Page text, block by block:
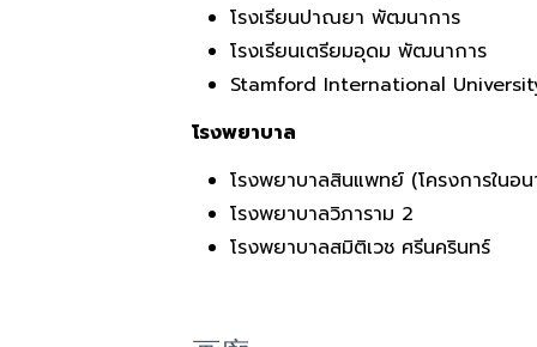
โรงเรียนปาณยา พัฒนาการ
โรงเรียนเตรียมอุดม พัฒนาการ
Stamford International
โรงพยาบาล
โรงพยาบาลสินแพทย์ (โครงการในอ
โรงพยาบาลวิภาราม 2
โรงพยาบาลสมิติเวช ศรีนครินทร์